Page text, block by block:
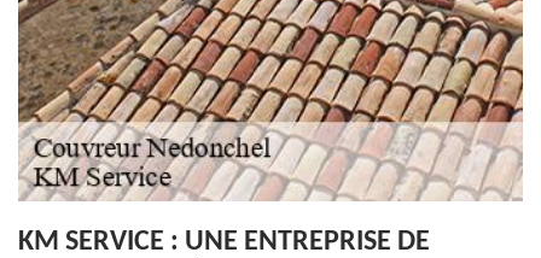
KM SERVICE : UNE ENTREPRISE DE